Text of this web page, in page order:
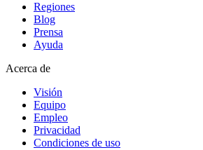
Regiones
Blog
Prensa
Ayuda
Acerca de
Visión
Equipo
Empleo
Privacidad
Condiciones de uso